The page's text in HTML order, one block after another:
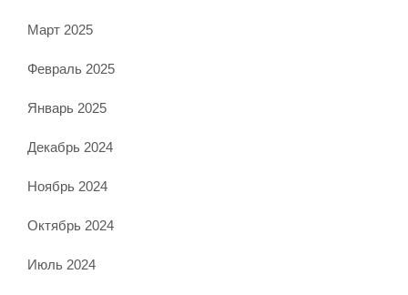
Март 2025
Февраль 2025
Январь 2025
Декабрь 2024
Ноябрь 2024
Октябрь 2024
Июль 2024